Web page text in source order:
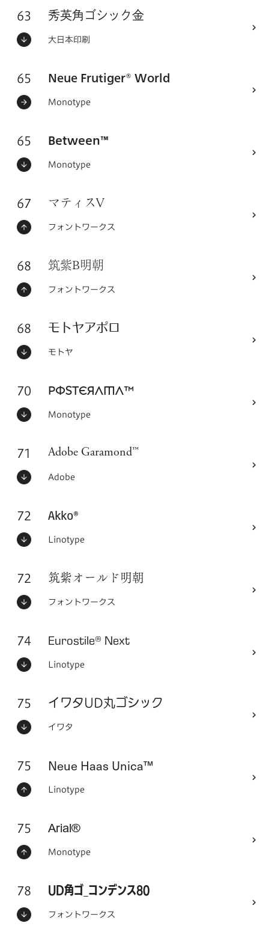
63
ステータス：
フォントシリーズ
秀英角ゴシック金
フォントメーカー
大日本印刷
65
ステータス：
フォントシリーズ
Neue Frutiger® World
フォントメーカー
Monotype
65
ステータス：
フォントシリーズ
Between™
フォントメーカー
Monotype
67
ステータス：
フォントシリーズ
マティスV
フォントメーカー
フォントワークス
68
ステータス：
フォントシリーズ
筑紫B明朝
フォントメーカー
フォントワークス
68
ステータス：
フォントシリーズ
モトヤアポロ
フォントメーカー
モトヤ
70
ステータス：
フォントシリーズ
Posterama™
フォントメーカー
Monotype
71
ステータス：
フォントシリーズ
Adobe Garamond™
フォントメーカー
Adobe
72
ステータス：
フォントシリーズ
Akko®
フォントメーカー
Linotype
72
ステータス：
フォントシリーズ
筑紫オールド明朝
フォントメーカー
フォントワークス
74
ステータス：
フォントシリーズ
Eurostile® Next
フォントメーカー
Linotype
75
ステータス：
フォントシリーズ
イワタUD丸ゴシック
フォントメーカー
イワタ
75
ステータス：
フォントシリーズ
Neue Haas Unica™
フォントメーカー
Linotype
75
ステータス：
フォントシリーズ
Arial®
フォントメーカー
Monotype
78
ステータス：
フォントシリーズ
UD角ゴ_コンデンス80
フォントメーカー
フォントワークス